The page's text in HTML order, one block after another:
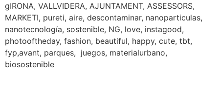
gIRONA, VALLVIDERA, AJUNTAMENT, ASSESSORS,
MARKETI, pureti, aire, descontaminar, nanoparticulas,
nanotecnología, sostenible, NG, love, instagood,
photooftheday, fashion, beautiful, happy, cute, tbt,
fyp,avant, parques, juegos, materialurbano,
biosostenible